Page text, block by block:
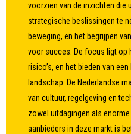
voorzien van de inzichten die
strategische beslissingen te
beweging, en het begrijpen
voor succes. De focus ligt op
risico’s, en het bieden van
landschap. De Nederlandse
van cultuur, regelgeving en
zowel uitdagingen als
aanbieders in deze markt is